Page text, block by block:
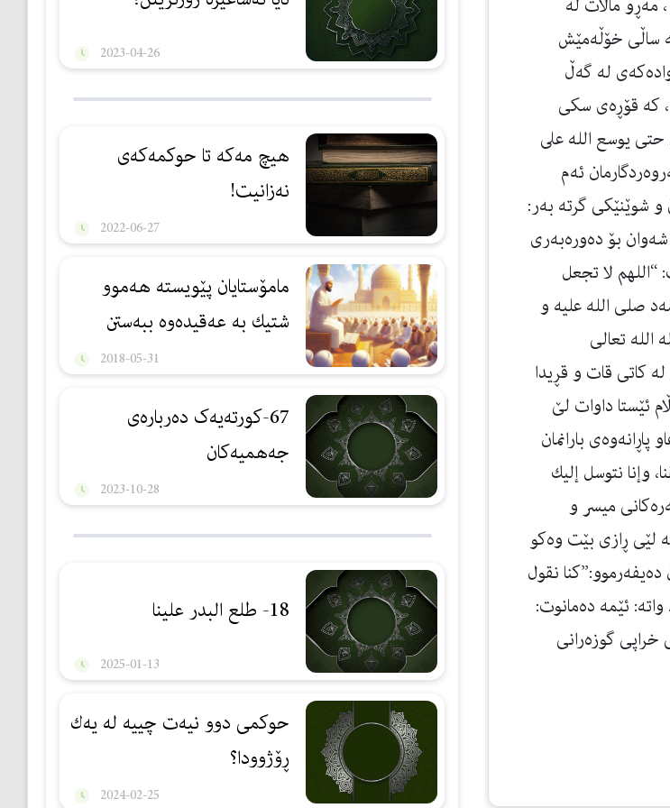
مه‌ڕو ماڵات له‌
ساڵی خۆڵه‌مێش
له‌ گه‌ڵ
، كه‌ قۆڕه‌ی سكی
يوسع الله على
ئه‌م
و شوێنێكی گرته‌ به‌ر:
بۆ ده‌وره‌به‌ری
“اللهم لا تجعل
صلی الله علیه و
له‌ الله تعالی
كاتی قات و قڕیدا
ئێستا داوات لێ
بارانمان
وإنا نتوسل إليك
ده‌ڤه‌ره‌كانی میسر و
لێی ڕازی بێت وه‌كو
نقول
واته‌: ئێمه‌ ده‌مانوت:
خراپی گوزه‌رانی
2023-04-26
هیچ مەكە تا حوكمەكەی
نەزانیت!
2022-06-27
مامۆستایان پێویسته‌ هه‌موو
شتیك به‌ عه‌قیده‌وه‌ ببه‌ستن
2018-05-31
67-کورتەیەک دەربارەی
جەهمیەکان
2023-10-28
18- طلع البدر علینا
2025-01-13
حوكمی دوو نیەت چییە لە یەك
ڕۆژوودا؟
2024-02-25